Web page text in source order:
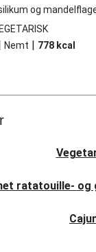
og
Nemt | 778 kcal
ratatouille- og